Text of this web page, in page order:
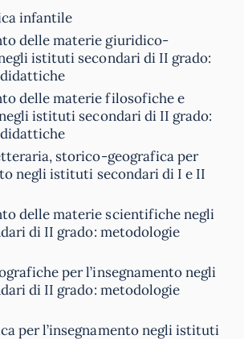
infantile
delle materie giuridico-
istituti secondari di II grado:
delle materie filosofiche e
istituti secondari di II grado:
storico-geografica per
negli istituti secondari di I e II
delle materie scientifiche negli
di II grado: metodologie
per l’insegnamento negli
di II grado: metodologie
per l’insegnamento negli istituti